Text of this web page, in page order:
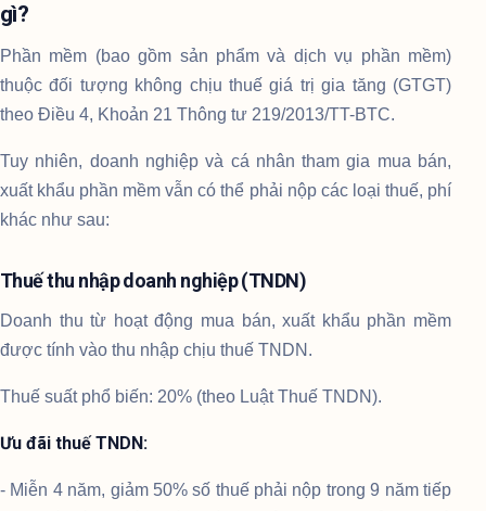
gì?
Phần mềm (bao gồm sản phẩm và dịch vụ phần mềm)
thuộc đối tượng không chịu thuế giá trị gia tăng (GTGT)
theo Điều 4, Khoản 21 Thông tư 219/2013/TT-BTC.
Tuy nhiên, doanh nghiệp và cá nhân tham gia mua bán,
xuất khẩu phần mềm vẫn có thể phải nộp các loại thuế, phí
khác như sau:
Thuế thu nhập doanh nghiệp (TNDN)
Doanh thu từ hoạt động mua bán, xuất khẩu phần mềm
được tính vào thu nhập chịu thuế TNDN.
Thuế suất phổ biến: 20% (theo Luật Thuế TNDN).
Ưu đãi thuế TNDN:
- Miễn 4 năm, giảm 50% số thuế phải nộp trong 9 năm tiếp